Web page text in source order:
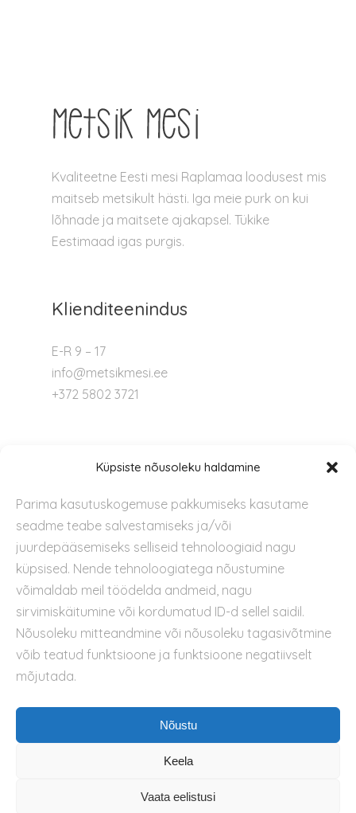
Küpsiste nõusoleku haldamine
Parima kasutuskogemuse pakkumiseks kasutame
seadme teabe salvestamiseks ja/või
juurdepääsemiseks selliseid tehnoloogiaid nagu
küpsised. Nende tehnoloogiatega nõustumine
võimaldab meil töödelda andmeid, nagu
sirvimiskäitumine või kordumatud ID-d sellel saidil.
Nõusoleku mitteandmine või nõusoleku tagasivõtmine
võib teatud funktsioone ja funktsioone negatiivselt
mõjutada.
Nõustu
Keela
Vaata eelistusi
Kvaliteetne Eesti mesi Raplamaa loodusest mis
maitseb metsikult hästi. Iga meie purk on kui
lõhnade ja maitsete ajakapsel. Tükike
Eestimaad igas purgis.
Klienditeenindus
E-R 9 – 17
info@metsikmesi.ee
+372 5802 3721
Kontakt
Privaatsuspoliitika
Kasutustingimused
Küpsiste kasutamise poliitika